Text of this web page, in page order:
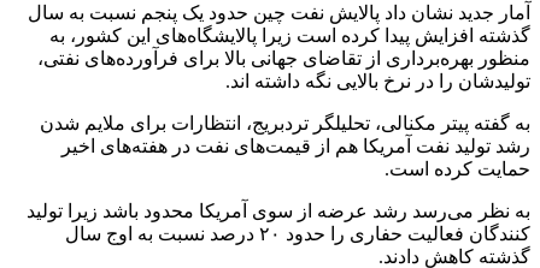
آمار جدید نشان داد پالایش نفت چین حدود یک پنجم نسبت به سال
گذشته افزایش پیدا کرده است زیرا پالایشگاه‌های این کشور، به
منظور بهره‌برداری از تقاضای جهانی بالا برای فرآورده‌های نفتی،
تولیدشان را در نرخ بالایی نگه داشته اند.
به گفته پیتر مکنالی، تحلیلگر تردبریج، انتظارات برای ملایم شدن
رشد تولید نفت آمریکا هم از قیمت‌های نفت در هفته‌های اخیر
حمایت کرده است.
به نظر می‌رسد رشد عرضه از سوی آمریکا محدود باشد زیرا تولید
کنندگان فعالیت حفاری را حدود ۲۰ درصد نسبت به اوج سال
گذشته کاهش دادند.